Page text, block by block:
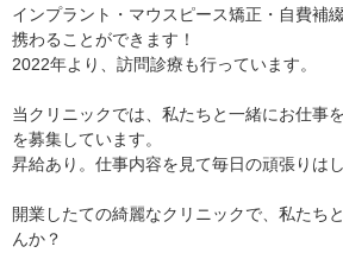
インプラント・マウスピース矯正・自費補
携わることができます！
2022年より、訪問診療も行っています。
当クリニックでは、私たちと一緒にお仕事
を募集しています。
昇給あり。仕事内容を見て毎日の頑張りは
開業したての綺麗なクリニックで、私たち
んか？